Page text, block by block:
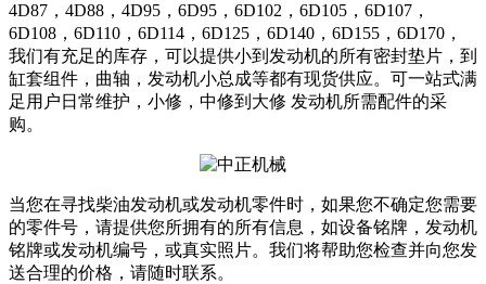
4D87，4D88，4D95，6D95，6D102，6D105，6D107，
6D108，6D110，6D114，6D125，6D140，6D155，6D170，
我们有充足的库存，可以提供小到发动机的所有密封垫片，到
缸套组件，曲轴，发动机小总成等都有现货供应。可一站式满
足用户日常维护，小修，中修到大修 发动机所需配件的采
购。
当您在寻找柴油发动机或发动机零件时，如果您不确定您需要
的零件号，请提供您所拥有的所有信息，如设备铭牌，发动机
铭牌或发动机编号，或真实照片。我们将帮助您检查并向您发
送合理的价格，请随时联系。